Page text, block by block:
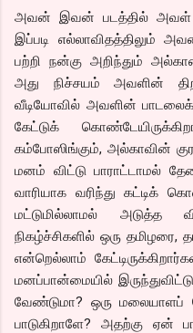
அவன் இவன் படத்தில் அவள்
இப்படி எல்லாவிதத்திலும்
பற்றி நன்கு அறிந்தும்
அது நிச்சயம் அவளின்
வீடியோவில் அவளின்
கேட்டுக்
கம்போஸிங்கும், அல்காவின்
மனம் விட்டு பாராட்டாமல்
வாரியாக வரிந்து கட்டிக்
மட்டுமில்லாமல் அடுத்த
நிகழ்ச்சிகளில் ஒரு
என்றெல்லாம்
மனப்பான்மையில்
வேண்டுமா? ஒரு
பாடுகிறாளே? அதற்கு ஏன்